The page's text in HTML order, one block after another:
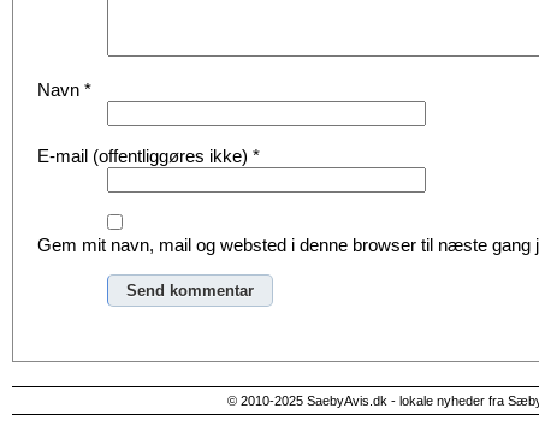
Navn *
E-mail (offentliggøres ikke) *
Gem mit navn, mail og websted i denne browser til næste gang
© 2010-2025 SaebyAvis.dk - lokale nyheder fra